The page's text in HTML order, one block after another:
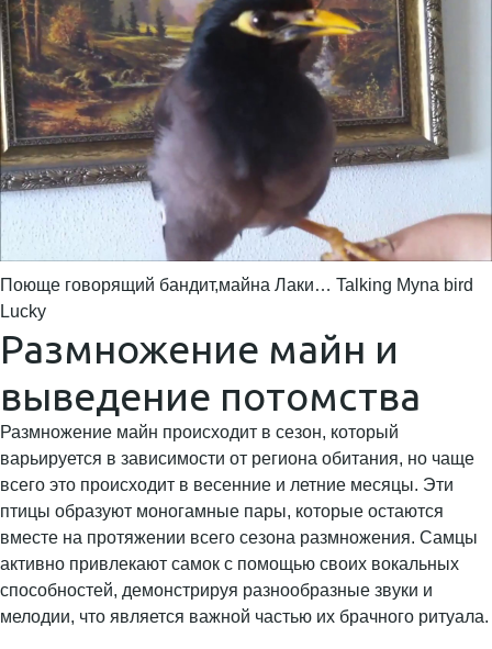
Поюще говорящий бандит,майна Лаки… Talking Myna bird
Lucky
Размножение майн и
выведение потомства
Размножение майн происходит в сезон, который
варьируется в зависимости от региона обитания, но чаще
всего это происходит в весенние и летние месяцы. Эти
птицы образуют моногамные пары, которые остаются
вместе на протяжении всего сезона размножения. Самцы
активно привлекают самок с помощью своих вокальных
способностей, демонстрируя разнообразные звуки и
мелодии, что является важной частью их брачного ритуала.